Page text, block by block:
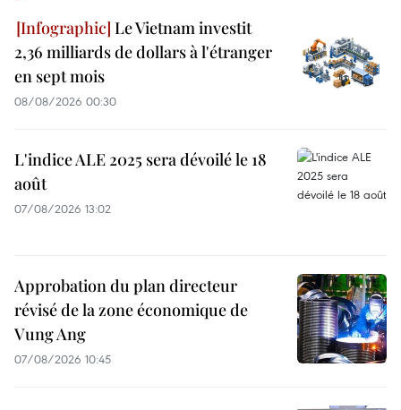
Le Vietnam investit
2,36 milliards de dollars à l'étranger
en sept mois
08/08/2026 00:30
L'indice ALE 2025 sera dévoilé le 18
août
07/08/2026 13:02
Approbation du plan directeur
révisé de la zone économique de
Vung Ang
07/08/2026 10:45